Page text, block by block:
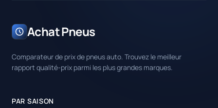
Achat Pneus
Comparateur de prix de pneus auto. Trouvez le meilleur
rapport qualité-prix parmi les plus grandes marques.
PAR SAISON